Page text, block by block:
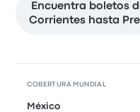
Encuentra boletos
Corrientes hasta
COBERTURA MUNDIAL
México